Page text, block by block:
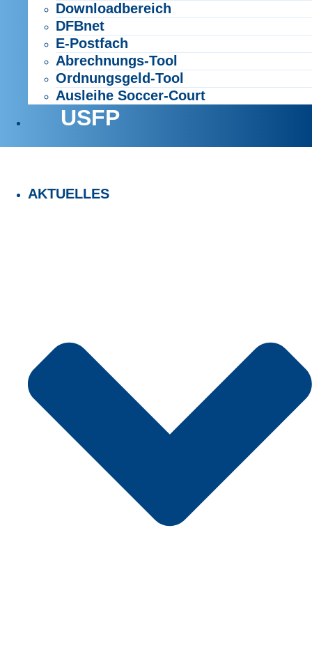
Downloadbereich
DFBnet
E-Postfach
Abrechnungs-Tool
Ordnungsgeld-Tool
Ausleihe Soccer-Court
USFP
AKTUELLES